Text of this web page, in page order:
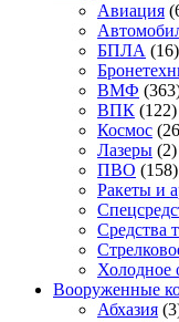
Авиация
БПЛА (16)
ВМФ
ВПК (122)
Космос
Лазеры (2)
ПВО (158)
Ракеты и
Средства
Холодное
Вооруженные
Абхазия